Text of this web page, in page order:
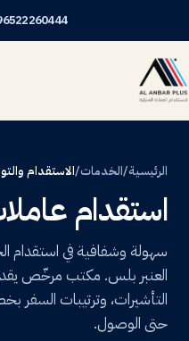
الرئيسية/الخدمات/الاستقدام
استقدام
سهولة وشفافية في استقدام
العنبر بلس. مكتب مرخّص
التأشيرات، وترتيبات السفر
حتى الوصول.